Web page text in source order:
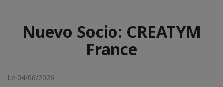
Nuevo Socio: CREATYM
France
Le 04/06/2026